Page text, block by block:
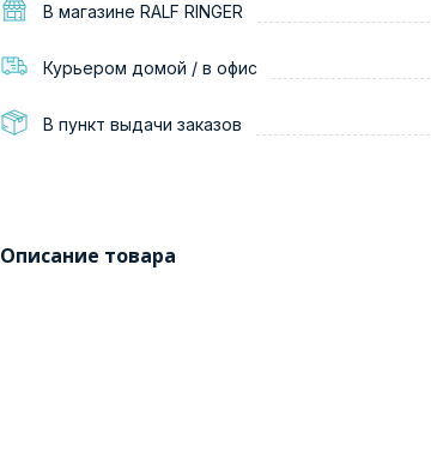
В магазине RALF RINGER
Курьером домой / в офис
В пункт выдачи заказов
Описание товара